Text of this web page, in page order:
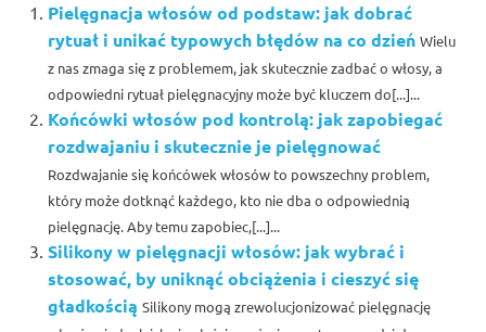
Pielęgnacja włosów od podstaw: jak dobrać
rytuał i unikać typowych błędów na co dzień Wielu
z nas zmaga się z problemem, jak skutecznie zadbać o włosy, a
odpowiedni rytuał pielęgnacyjny może być kluczem do[...]...
Końcówki włosów pod kontrolą: jak zapobiegać
rozdwajaniu i skutecznie je pielęgnować
Rozdwajanie się końcówek włosów to powszechny problem,
który może dotknąć każdego, kto nie dba o odpowiednią
pielęgnację. Aby temu zapobiec,[...]...
Silikony w pielęgnacji włosów: jak wybrać i
stosować, by uniknąć obciążenia i cieszyć się
gładkością Silikony mogą zrewolucjonizować pielęgnację